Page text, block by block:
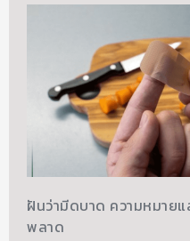
ฝันว่ามีดบาด ความหมาย
พลาด